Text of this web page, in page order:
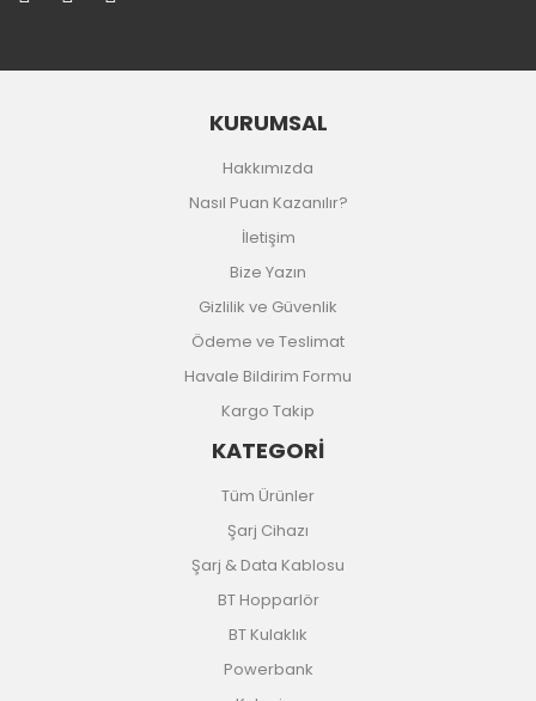
KURUMSAL
Hakkımızda
Nasıl Puan Kazanılır?
İletişim
Bize Yazın
Gizlilik ve Güvenlik
Ödeme ve Teslimat
Havale Bildirim Formu
Kargo Takip
KATEGORİ
Tüm Ürünler
Şarj Cihazı
Şarj & Data Kablosu
BT Hopparlör
BT Kulaklık
Powerbank